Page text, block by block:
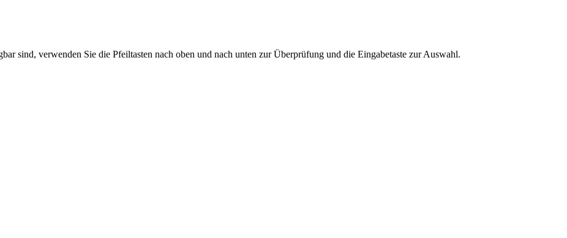
sind, verwenden Sie die Pfeiltasten nach oben und nach unten zur Überprüfung und die Eingabetaste zur Auswahl.